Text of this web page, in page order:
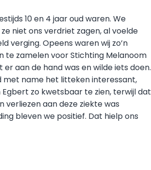
10 en 4 jaar oud waren. We
niet ons verdriet zagen, al voelde
verging. Opeens waren wij zo’n
te zamelen voor Stichting Melanoom
aan de hand was en wilde iets doen.
met name het litteken interessant,
zo kwetsbaar te zien, terwijl dat
verliezen aan deze ziekte was
bleven we positief. Dat hielp ons